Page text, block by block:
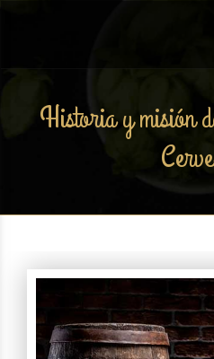
Historia y misión